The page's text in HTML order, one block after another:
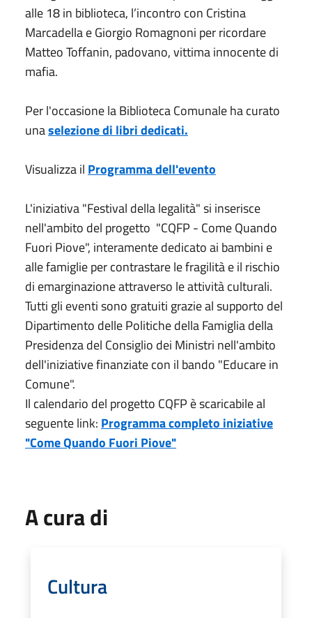
alle 18 in biblioteca, l’incontro con Cristina
Marcadella e Giorgio Romagnoni per ricordare
Matteo Toffanin, padovano, vittima innocente di
mafia.
Per l'occasione la Biblioteca Comunale ha curato
unaselezione di libri dedicati.
Visualizza il Programma dell'evento
L'iniziativa "Festival della legalità" si inserisce
nell'ambito del progetto "CQFP - Come Quando
Fuori Piove", interamente dedicato ai bambini e
alle famiglie per contrastare le fragilità e il rischio
di emarginazione attraverso le attività culturali.
Tutti gli eventi sono gratuiti grazie al supporto del
Dipartimento delle Politiche della Famiglia della
Presidenza del Consiglio dei Ministri nell'ambito
dell'iniziative finanziate con il bando "Educare in
Comune".
Il calendario del progetto CQFP è scaricabile al
seguente link: Programma completo iniziative
"Come Quando Fuori Piove"
A cura di
Cultura